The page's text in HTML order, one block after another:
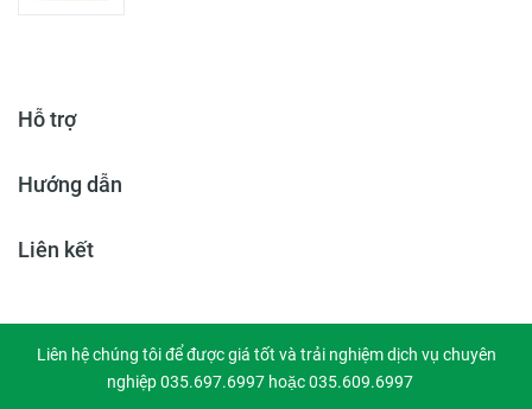
Hỗ trợ
Hướng dẫn
Liên kết
Liên hệ chúng tôi để được giá tốt và trải nghiệm dịch vụ chuyên
nghiệp 035.697.6997 hoặc 035.609.6997